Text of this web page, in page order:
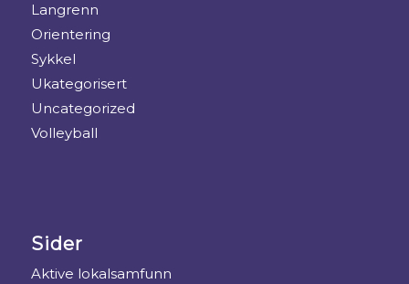
Langrenn
Orientering
Sykkel
Ukategorisert
Uncategorized
Volleyball
Sider
Aktive lokalsamfunn